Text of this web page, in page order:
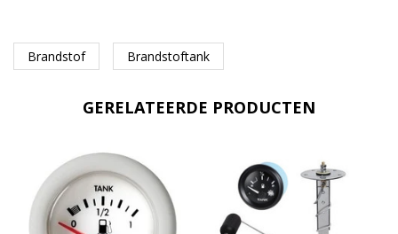
Brandstof Brandstoftank
GERELATEERDE PRODUCTEN